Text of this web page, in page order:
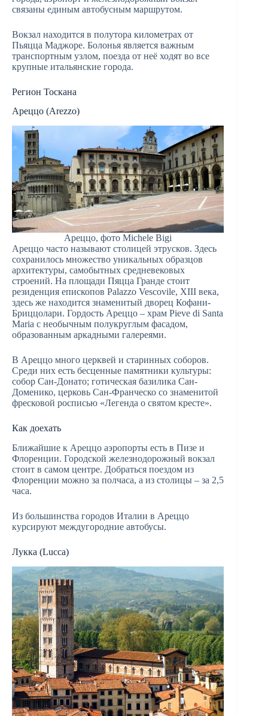
связаны единым автобусным маршрутом.
Вокзал находится в полутора километрах от
Пьяцца Маджоре. Болонья является важным
транспортным узлом, поезда от неё ходят во все
крупные итальянские города.
Регион Тоскана
Ареццо (Arezzo)
Ареццо, фото Michele Bigi
Ареццо часто называют столицей этрусков. Здесь
сохранилось множество уникальных образцов
архитектуры, самобытных средневековых
строений. На площади Пяцца Гранде стоит
резиденция епископов Palazzo Vescovile, XIII века,
здесь же находится знаменитый дворец Кофани-
Бриццолари. Гордость Ареццо – храм Pieve di Santa
Maria с необычным полукруглым фасадом,
образованным аркадными галереями.
В Ареццо много церквей и старинных соборов.
Среди них есть бесценные памятники культуры:
собор Сан-Донато; готическая базилика Сан-
Доменико, церковь Сан-Франческо со знаменитой
фресковой росписью «Легенда о святом кресте».
Как доехать
Ближайшие к Ареццо аэропорты есть в Пизе и
Флоренции. Городской железнодорожный вокзал
стоит в самом центре. Добраться поездом из
Флоренции можно за полчаса, а из столицы – за 2,5
часа.
Из большинства городов Италии в Ареццо
курсируют междугородние автобусы.
Лукка (Lucca)